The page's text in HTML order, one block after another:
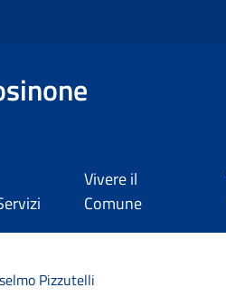
Vivere il
Comune
Pizzutelli